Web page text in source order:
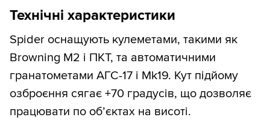
Технічні характеристики
Spider оснащують кулеметами, такими як
Browning M2 і ПКТ, та автоматичними
гранатометами АГС-17 і Mk19. Кут підйому
озброєння сягає +70 градусів, що дозволяє
працювати по об’єктах на висоті.